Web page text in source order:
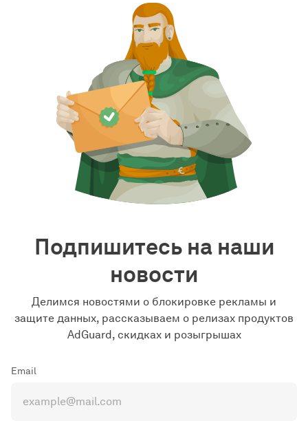
Подпишитесь на наши
новости
Делимся новостями о блокировке рекламы и
защите данных, рассказываем о релизах продуктов
AdGuard, скидках и розыгрышах
Email